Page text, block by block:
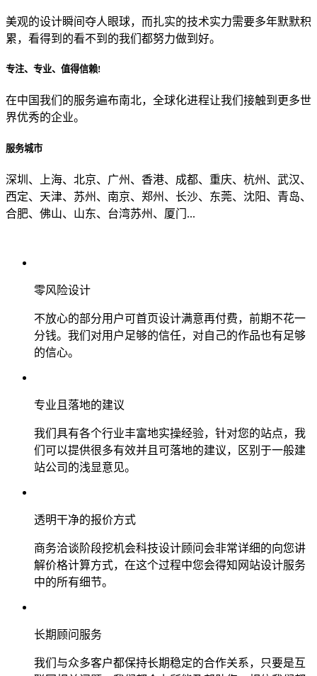
目前主要的营销渠道是？
美观的设计瞬间夺人眼球，而扎实的技术实力需要多年默默积
累，看得到的看不到的我们都努力做到好。
专注、专业、值得信赖!
在中国我们的服务遍布南北，全球化进程让我们接触到更多世
界优秀的企业。
服务城市
深圳、上海、北京、广州、香港、成都、重庆、杭州、武汉、
西定、天津、苏州、南京、郑州、长沙、东莞、沈阳、青岛、
合肥、佛山、山东、台湾苏州、厦门...
零风险设计
不放心的部分用户可首页设计满意再付费，前期不花一
分钱。我们对用户足够的信任，对自己的作品也有足够
的信心。
专业且落地的建议
我们具有各个行业丰富地实操经验，针对您的站点，我
们可以提供很多有效并且可落地的建议，区别于一般建
站公司的浅显意见。
透明干净的报价方式
商务洽谈阶段挖机会科技设计顾问会非常详细的向您讲
解价格计算方式，在这个过程中您会得知网站设计服务
中的所有细节。
长期顾问服务
我们与众多客户都保持长期稳定的合作关系，只要是互